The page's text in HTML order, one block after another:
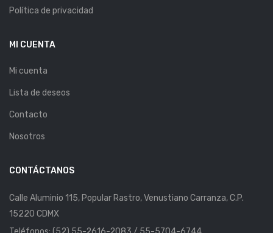
Política de privacidad
MI CUENTA
Mi cuenta
Lista de deseos
Contacto
Nosotros
CONTÁCTANOS
Calle Aluminio 115, Popular Rastro, Venustiano Carranza, C.P.
15220 CDMX